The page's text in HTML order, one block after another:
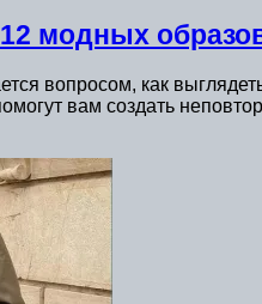
модных
вопросом, как
вам создать